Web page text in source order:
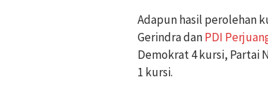
Adapun hasil perolehan
Gerindra danPDI
Demokrat 4 kursi, Partai
1 kursi.